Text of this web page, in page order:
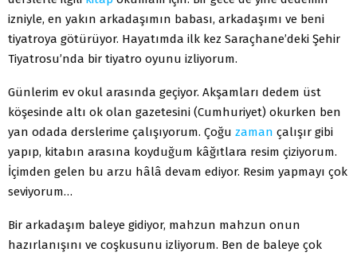
izniyle, en yakın arkadaşımın babası, arkadaşımı ve beni
tiyatroya götürüyor. Hayatımda ilk kez Saraçhane’deki Şehir
Tiyatrosu’nda bir tiyatro oyunu izliyorum.
Günlerim ev okul arasında geçiyor. Akşamları dedem üst
köşesinde altı ok olan gazetesini (Cumhuriyet) okurken ben
yan odada derslerime çalışıyorum. Çoğu zaman çalışır gibi
yapıp, kitabın arasına koyduğum kâğıtlara resim çiziyorum.
İçimden gelen bu arzu hâlâ devam ediyor. Resim yapmayı çok
seviyorum…
Bir arkadaşım baleye gidiyor, mahzun mahzun onun
hazırlanışını ve coşkusunu izliyorum. Ben de baleye çok